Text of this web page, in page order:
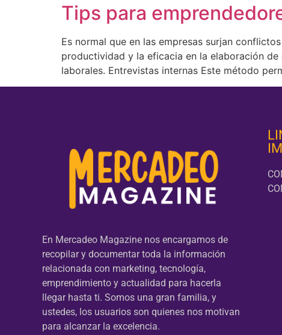
Tips para
Es normal que en las empresas surjan
productividad y la eficacia en la elaboración
laborales. Entrevistas internas Este método
En Mercadeo Magazine nos encargamos de
recopilar y documentar toda la información
relacionada con marketing, tecnología,
emprendimiento y actualidad para hacerla
llegar hasta ti. Somos una gran familia, y
ustedes, los usuarios son quienes nos motivan
para alcanzar la excelencia.